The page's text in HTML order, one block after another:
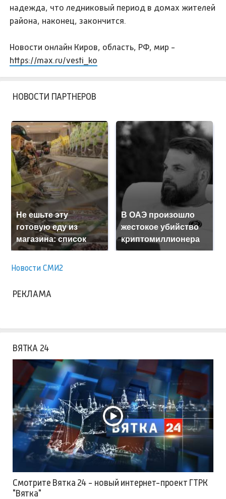
надежда, что ледниковый период в домах жителей
района, наконец, закончится.
Новости онлайн Киров, область, РФ, мир -
https://max.ru/vesti_ko
НОВОСТИ ПАРТНЕРОВ
Не ешьте эту
готовую еду из
магазина: список
В ОАЭ произошло
жестокое убийство
криптомиллионера
Новости СМИ2
РЕКЛАМА
ВЯТКА 24
Смотрите Вятка 24 - новый интернет-проект ГТРК
"Вятка"